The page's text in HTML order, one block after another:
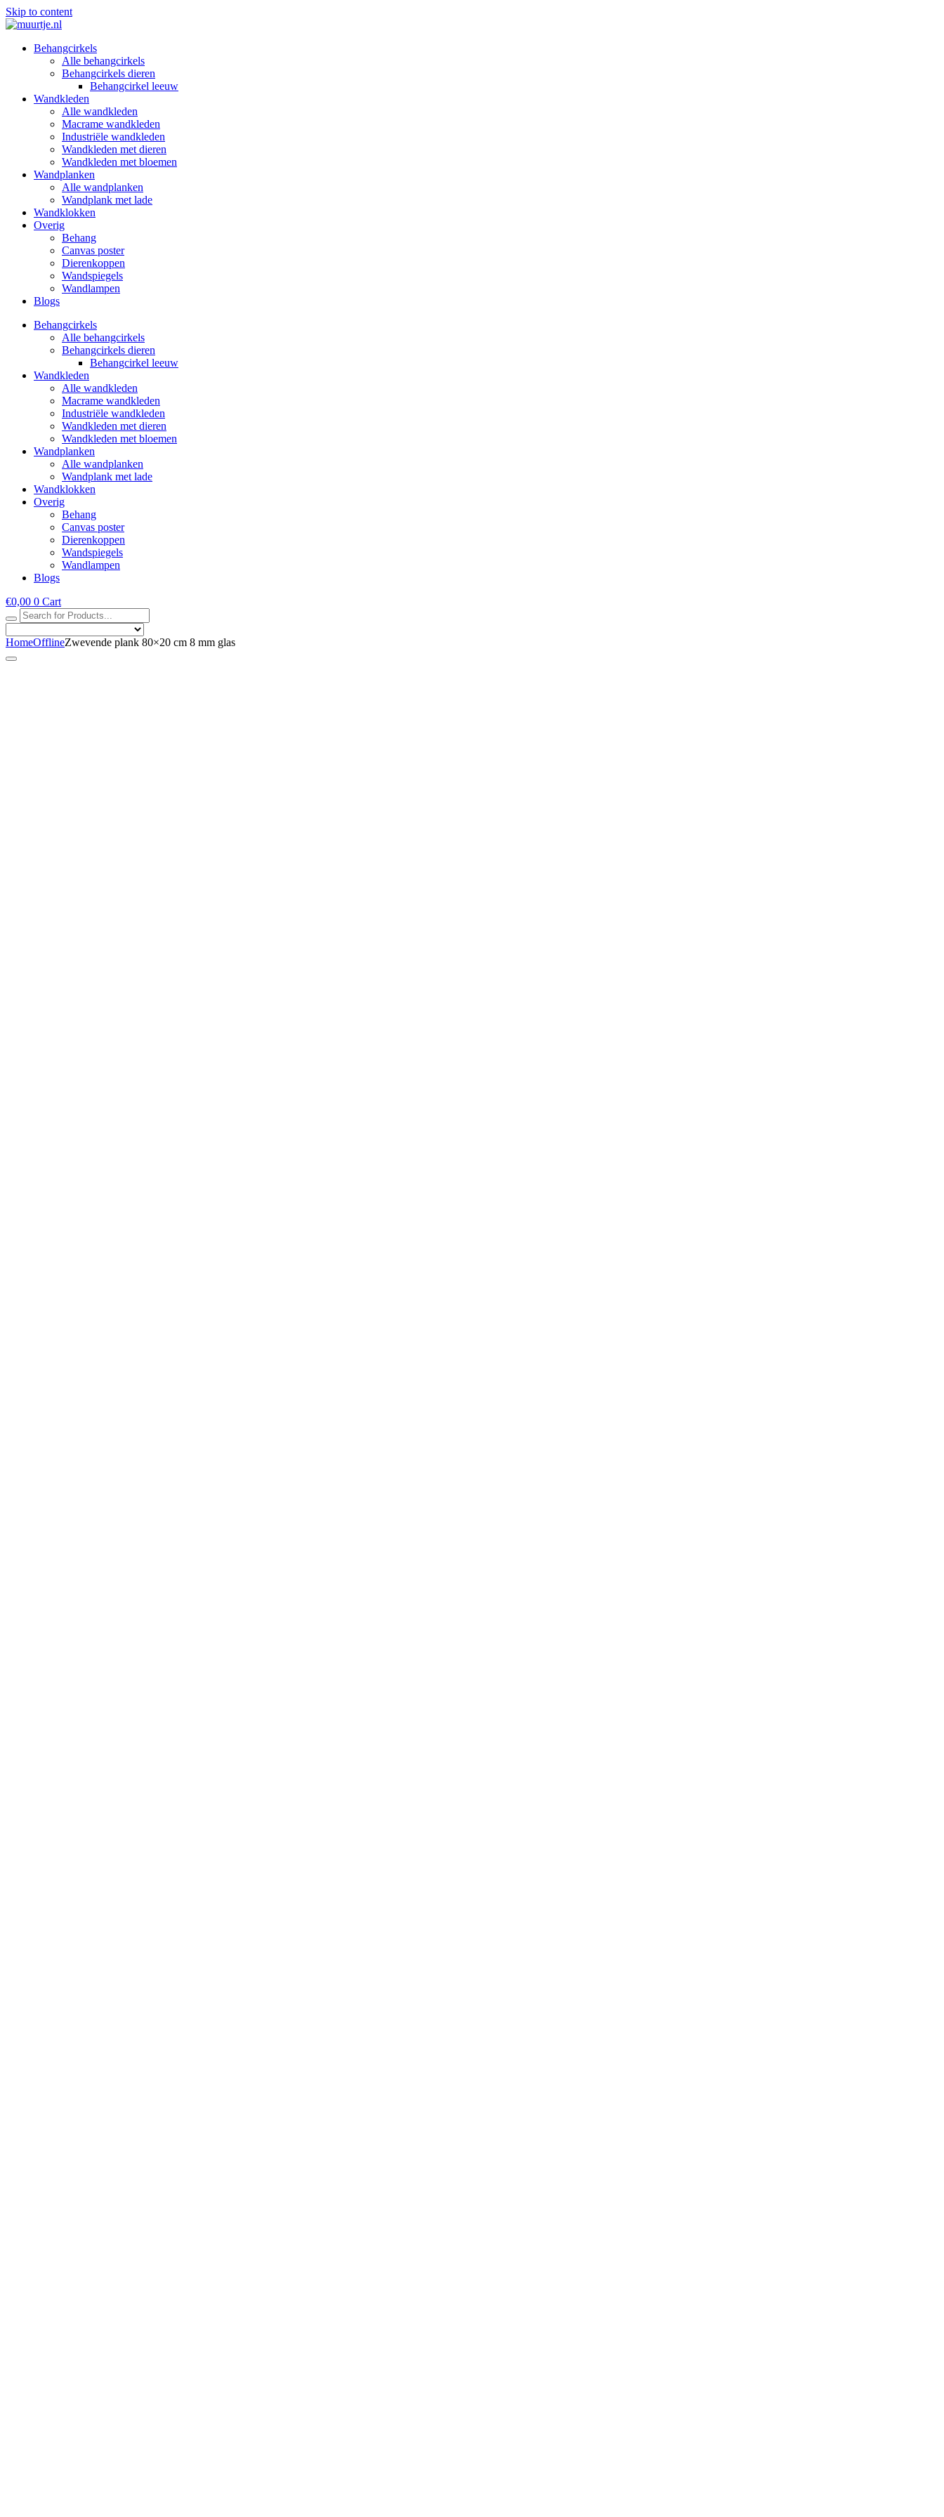
Skip to content
Behangcirkels
Alle behangcirkels
Behangcirkels dieren
Behangcirkel leeuw
Wandkleden
Alle wandkleden
Macrame wandkleden
Industriële wandkleden
Wandkleden met dieren
Wandkleden met bloemen
Wandplanken
Alle wandplanken
Wandplank met lade
Wandklokken
Overig
Behang
Canvas poster
Dierenkoppen
Wandspiegels
Wandlampen
Blogs
Behangcirkels
Alle behangcirkels
Behangcirkels dieren
Behangcirkel leeuw
Wandkleden
Alle wandkleden
Macrame wandkleden
Industriële wandkleden
Wandkleden met dieren
Wandkleden met bloemen
Wandplanken
Alle wandplanken
Wandplank met lade
Wandklokken
Overig
Behang
Canvas poster
Dierenkoppen
Wandspiegels
Wandlampen
Blogs
€0,00 0 Cart
HomeOfflineZwevende plank 80×20 cm 8 mm glas